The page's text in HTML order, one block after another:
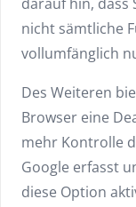
nicht sämtliche
vollumfänglich
Des Weiteren
Browser eine
mehr Kontrolle
Google erfasst
diese Option